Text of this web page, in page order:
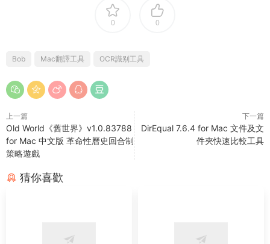
0 0
Bob Mac翻譯工具 OCR識别工具
上一篇
Old World《舊世界》v1.0.83788
for Mac 中文版 革命性曆史回合制
策略遊戲
下一篇
DirEqual 7.6.4 for Mac 文件及文
件夾快速比較工具
猜你喜歡